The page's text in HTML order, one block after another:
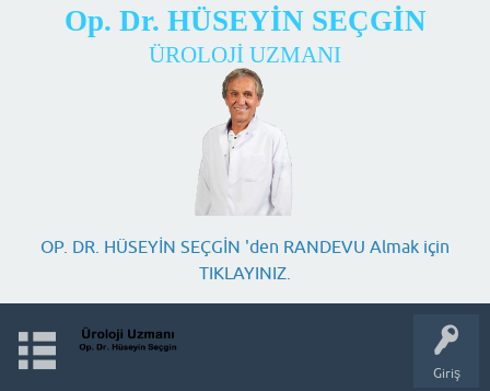
Op. Dr. HÜSEYİN SEÇGİN
ÜROLOJİ UZMANI
OP. DR. HÜSEYİN SEÇGİN 'den RANDEVU Almak için
TIKLAYINIZ.
Giriş